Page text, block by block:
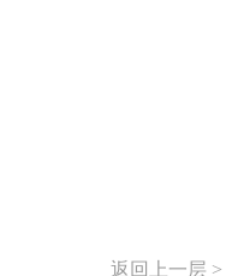
返回上一层 >